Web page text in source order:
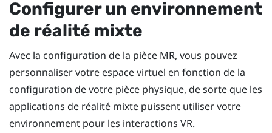
Configurer un environnement
de réalité mixte
Avec la configuration de la pièce MR, vous pouvez
personnaliser votre espace virtuel en fonction de la
configuration de votre pièce physique, de sorte que les
applications de réalité mixte puissent utiliser votre
environnement pour les interactions VR.